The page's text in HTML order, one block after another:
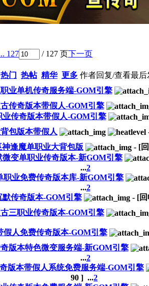
127 / 127 页下一页
热门 热帖 精华 更多 作者回复/查看最后
业单机传奇服务端-GOM引擎
传奇版本带假人-GOM引擎
业传奇版本带假人-GOM引擎
包版本带假人
神逢魔单职业大背包版
- [
变单职业传奇版本-新GOM引擎
...2
职业免费传奇版本库-新GOM引擎
...2
默传奇版本-GOM引擎
- [
三职业传奇版本-GOM引擎
假人免费传奇版本-GOM引擎
版本特色微变服务端-新GOM引擎
...2
版本带假人系统免费服务端-GOM引擎
90 ] ...2